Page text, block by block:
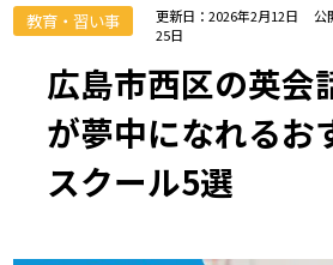
教育・習い事 更新日：2026年2月12日
公
25日
広島市西区の英会
が夢中になれるお
スクール5選